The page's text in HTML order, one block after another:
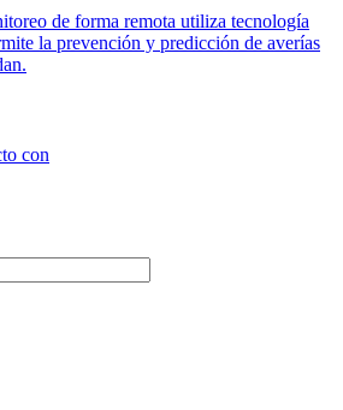
de forma remota utiliza tecnología
la prevención y predicción de averías
con